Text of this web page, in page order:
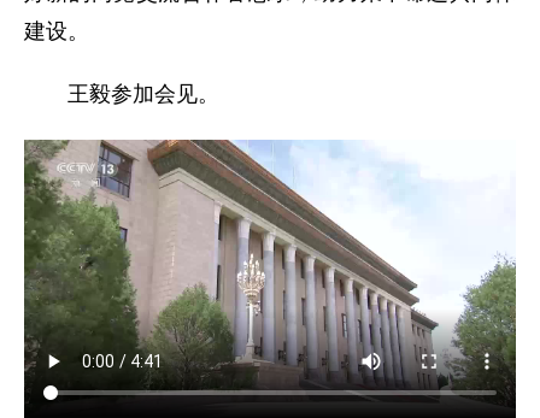
建设。
王毅参加会见。